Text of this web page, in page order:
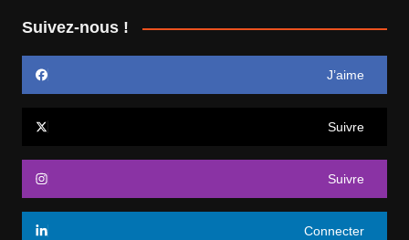
Suivez-nous !
J’aime
Suivre
Suivre
Connecter